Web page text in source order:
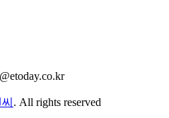
. All rights reserved